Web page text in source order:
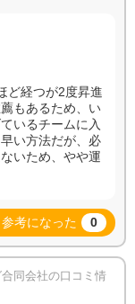
ど経つが2度昇進
もあるため、い
いるチームに入
い方法だが、必
いため、やや運
参考になった 0
同会社の口コミ情